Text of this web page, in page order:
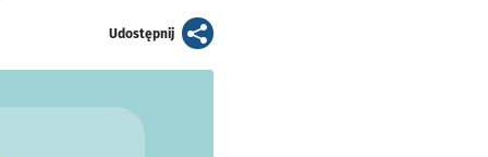
Udostępnijartykuł